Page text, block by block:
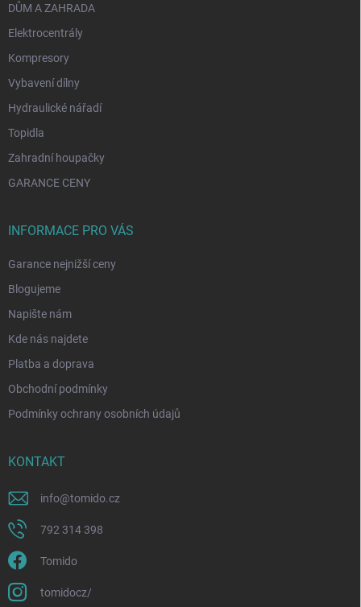
DŮM A ZAHRADA
Elektrocentrály
Kompresory
Vybavení dílny
Hydraulické nářadí
Topidla
Zahradní houpačky
GARANCE CENY
INFORMACE PRO VÁS
Garance nejnižší ceny
Blogujeme
Napište nám
Kde nás najdete
Platba a doprava
Obchodní podmínky
Podmínky ochrany osobních údajů
KONTAKT
info@tomido.cz
792 314 398
Tomido
tomidocz/